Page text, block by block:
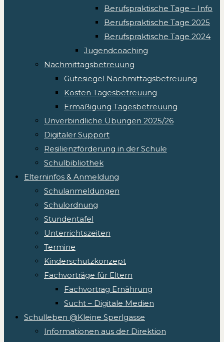
Berufspraktische Tage – Info
Berufspraktische Tage 2025
Berufspraktische Tage 2024
Jugendcoaching
Nachmittagsbetreuung
Gütesiegel Nachmittagsbetreuung
Kosten Tagesbetreuung
Ermäßigung Tagesbetreuung
Unverbindliche Übungen 2025/26
Digitaler Support
Resilienzförderung in der Schule
Schulbibliothek
Elterninfos & Anmeldung
Schulanmeldungen
Schulordnung
Stundentafel
Unterrichtszeiten
Termine
Kinderschutzkonzept
Fachvorträge für Eltern
Fachvortrag Ernährung
Sucht – Digitale Medien
Schulleben @Kleine Sperlgasse
Informationen aus der Direktion